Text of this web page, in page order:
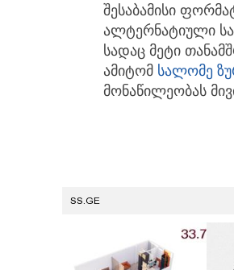
შესაბამისი
ალტერნატიული
სადაც მეტი
ამიტომ სალომე
მონაწილეობას
SS.GE